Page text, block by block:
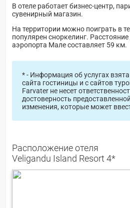
В отеле работает бизнес-центр,
сувенирный магазин.
На территории можно поиграть в
популярен сноркелинг.
аэропорта Мале составляет 59 км.
* - Информация об услугах
сайта гостиницы и с сайтов
Farvater не несет
достоверность
изменения, которые может
Расположение отеля
Veligandu Island Resort 4*